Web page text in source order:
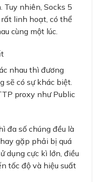
Tuy nhiên, Socks 5
linh hoạt, có thể
cùng một lúc.
nhau thì đương
sẽ có sự khác biệt.
proxy như Public
đa số chúng đều là
gặp phải bị quá
dụng cực kì lớn, điều
tốc độ và hiệu suất